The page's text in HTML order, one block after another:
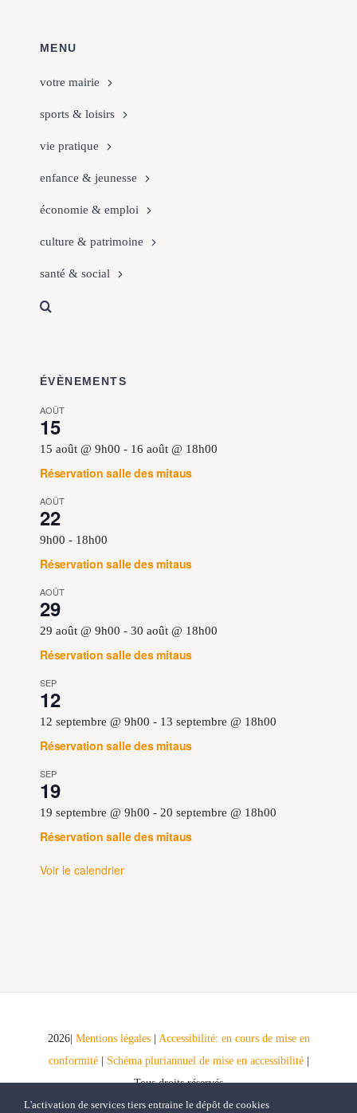
MENU
votre mairie
sports & loisirs
vie pratique
enfance & jeunesse
économie & emploi
culture & patrimoine
santé & social
ÉVÈNEMENTS
AOÛT
15
15 août @ 9h00 - 16 août @ 18h00
Réservation salle des mitaus
AOÛT
22
9h00 - 18h00
Réservation salle des mitaus
AOÛT
29
29 août @ 9h00 - 30 août @ 18h00
Réservation salle des mitaus
SEP
12
12 septembre @ 9h00 - 13 septembre @ 18h00
Réservation salle des mitaus
SEP
19
19 septembre @ 9h00 - 20 septembre @ 18h00
Réservation salle des mitaus
Voir le calendrier
2026| Mentions légales| Accessibilité: en cours de mise en
conformité
Schéma pluriannuel de mise en accessibilité
Tous droits réservés
L'activation de services tiers entraine le dépôt de cookies